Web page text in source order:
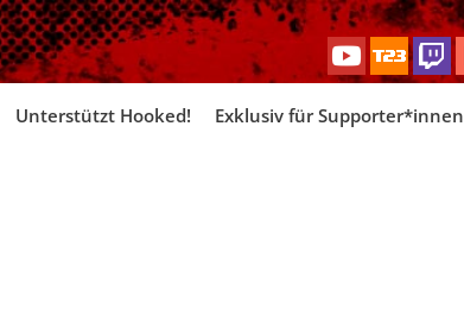
Skip
Unterstützt Hooked! Exklusiv für Supporter*innen